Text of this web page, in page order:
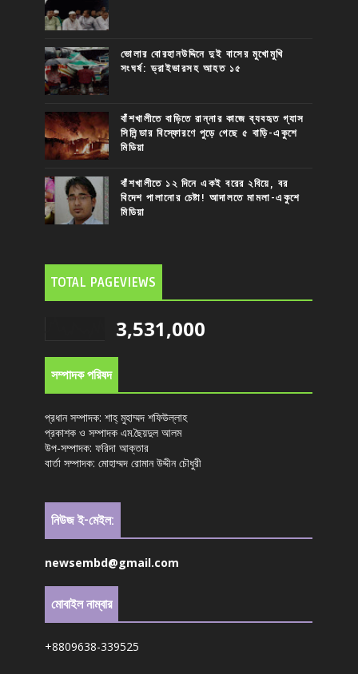
ভোলার বোরহানউদ্দিনে দুই বাসের মুখোমুখি
সংঘর্ষ: ড্রাইভারসহ আহত ১৫
বাঁশখালীতে বাড়িতে রান্নার কাজে ব্যবহৃত গ্যাস
সিলিন্ডার বিস্ফোরণে পুড়ে গেছে ৫ বাড়ি-একুশে
মিডিয়া
বাঁশখালীতে ১২ দিনে একই বরের ২বিয়ে, বর
বিদেশ পালানোর চেষ্টা! আদালতে মামলা-একুশে
মিডিয়া
TOTAL PAGEVIEWS
3,531,000
সম্পাদক পরিষদ
প্রধান সম্পাদক: শাহ্ মুহাম্মদ শফিউল্লাহ
প্রকাশক ও সম্পাদক এম.ছৈয়দুল আলম
উপ-সম্পাদক: ফরিদা আক্তার
বার্তা সম্পাদক: মোহাম্মদ রোমান উদ্দীন চৌধুরী
নিউজ ই-মেইল:
newsembd@gmail.com
মোবাইল নাম্বার
+8809638-339525